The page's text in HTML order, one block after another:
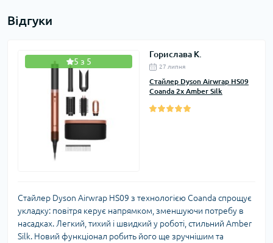
Відгуки
5 з 5
Горислава К.
27 липня
Стайлер Dyson Airwrap HS09
Coanda 2х Amber Silk
Стайлер Dyson Airwrap HS09 з технологією Coanda спрощує
укладку: повітря керує напрямком, зменшуючи потребу в
насадках. Легкий, тихий і швидкий у роботі, стильний Amber
Silk. Новий функціонал робить його ще зручнішим та